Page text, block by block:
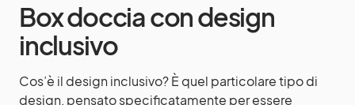
Box doccia con design
inclusivo
Cos’è il design inclusivo? È quel particolare tipo di
design, pensato specificatamente per essere